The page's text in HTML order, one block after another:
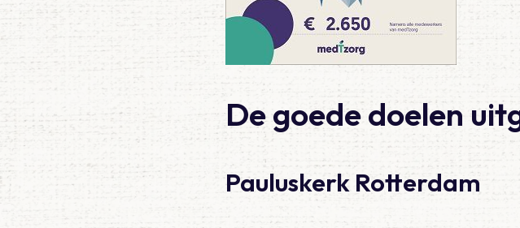
De goede doelen
Pauluskerk Rotterdam